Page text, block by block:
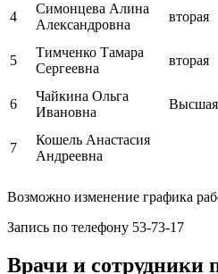
4
Симонцева Алина
Александровна
вторая
5
Тимченко Тамара
Сергеевна
вторая
6
Чайкина Ольга
Ивановна
Высшая
7
Кошель Анастасия
Андреевна
Возможно изменение графика
Запись по телефону 53-73-17
Врачи и сотрудники